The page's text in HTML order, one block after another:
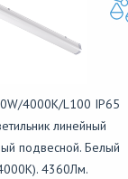
4000K/L100 IP65
линейный
подвесной. Белый
4360Лм.